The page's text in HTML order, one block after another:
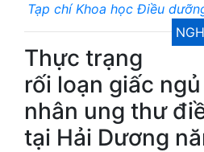
Tạp chí Khoa học Điều
Thực trạng
rối loạn giấc
nhân ung thư
tại Hải Dương